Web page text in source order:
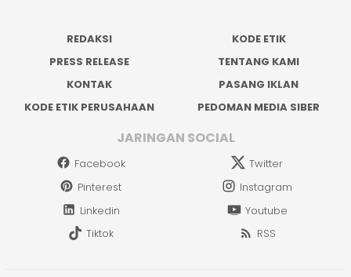
REDAKSI
KODE ETIK
PRESS RELEASE
TENTANG KAMI
KONTAK
PASANG IKLAN
KODE ETIK PERUSAHAAN
PEDOMAN MEDIA SIBER
JARINGAN SOCIAL
Facebook
Twitter
Pinterest
Instagram
Linkedin
Youtube
Tiktok
RSS